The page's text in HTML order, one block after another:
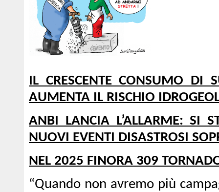
IL CRESCENTE CONSUMO DI
AUMENTA IL RISCHIO
ANBI LANCIA L’ALLARME: SI
NUOVI EVENTI DISASTROSI
NEL 2025 FINORA 309
“Quando non avremo più